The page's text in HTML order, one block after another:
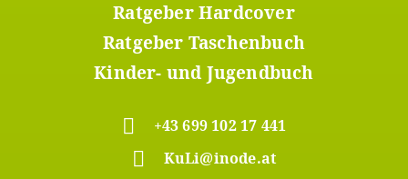
Ratgeber Hardcover
Ratgeber Taschenbuch
Kinder- und Jugendbuch
+43 699 102 17 441
KuLi@inode.at